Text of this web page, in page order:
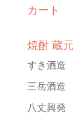
カート
焼酎 蔵元
すき酒造
三岳酒造
八丈興発